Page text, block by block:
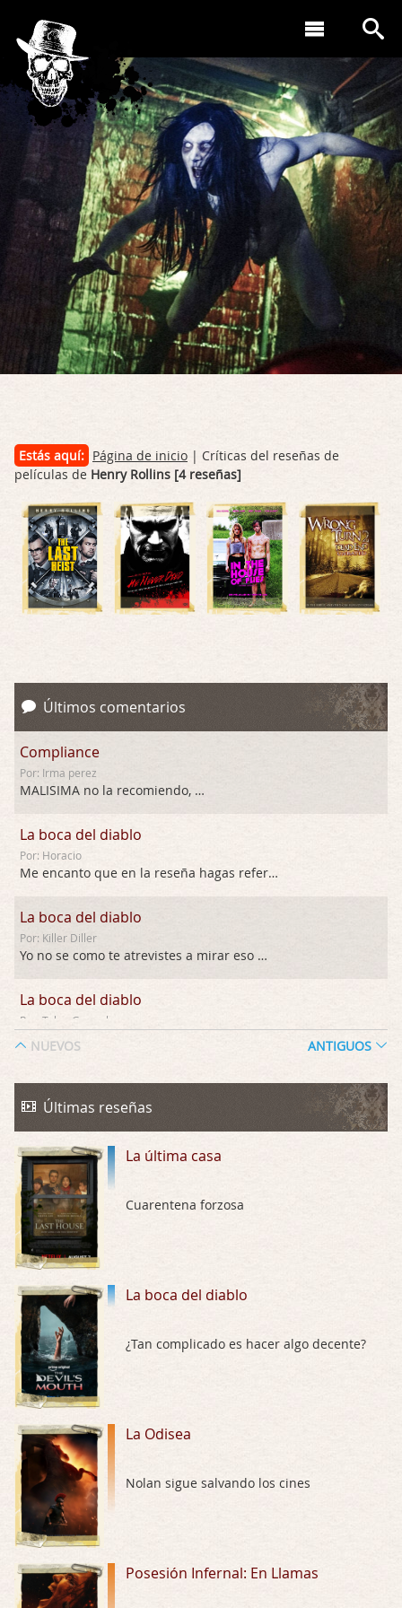
Estás aquí: Página de inicio | Críticas del reseñas de
películas de Henry Rollins [4 reseñas]
Últimos comentarios
Compliance
Por: Irma perez
MALISIMA no la recomiendo, …
La boca del diablo
Por: Horacio
Me encanto que en la reseña hagas referen …
La boca del diablo
Por: Killer Diller
Yo no se como te atrevistes a mirar eso …
La boca del diablo
Por: Talan Gwynek
La Odisea
Por: Talan Gwynek
La Odisea
Por: Draghann
No sé si entrar en polémicas con respect …
Trance
Por: Luar
El señor de las moscas
Por: Luar
Hungry
Por: Croc
Las 10 películas gore de Almas Oscuras
Por: JORDI CRUYFF
Possession
Por: Chupasangre
NUEVOS ANTIGUOS
Últimas reseñas
La última casa
Cuarentena forzosa
La boca del diablo
¿Tan complicado es hacer algo decente?
La Odisea
Nolan sigue salvando los cines
Posesión Infernal: En Llamas